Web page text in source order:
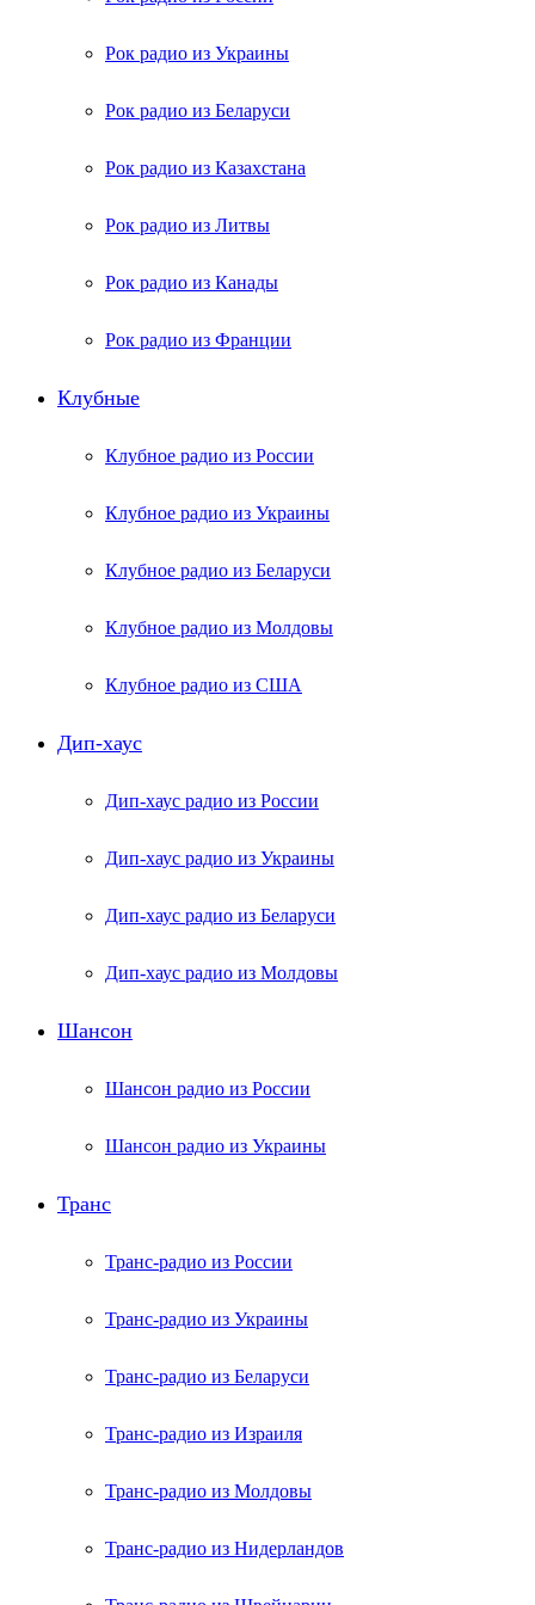
Рок радио из Украины
Рок радио из Беларуси
Рок радио из Казахстана
Рок радио из Литвы
Рок радио из Канады
Рок радио из Франции
Клубные
Клубное радио из России
Клубное радио из Украины
Клубное радио из Беларуси
Клубное радио из Молдовы
Клубное радио из США
Дип-хаус
Дип-хаус радио из России
Дип-хаус радио из Украины
Дип-хаус радио из Беларуси
Дип-хаус радио из Молдовы
Шансон
Шансон радио из России
Шансон радио из Украины
Транс
Транс-радио из России
Транс-радио из Украины
Транс-радио из Беларуси
Транс-радио из Израиля
Транс-радио из Молдовы
Транс-радио из Нидерландов